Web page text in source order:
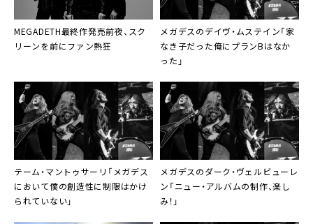
MEGADETH最終作発売前夜、スク
リーンを前にファン熱狂
メガデスのデイヴ・ムステイン「家
なき子だった俺にプランBはなか
った」
テーム・マントゥサーリ「メガデス
において僕の創造性に制限はかけ
られていない」
メガデスのダーク・ヴェルビューレ
ン「ニュー・アルバムの制作、楽し
み！」